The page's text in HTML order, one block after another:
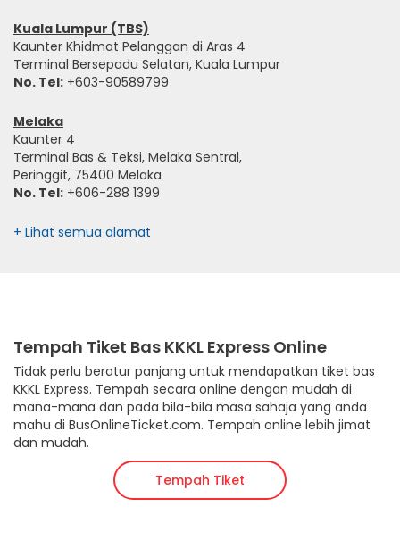
Kuala Lumpur (TBS)
Kaunter Khidmat Pelanggan di Aras 4
Terminal Bersepadu Selatan, Kuala Lumpur
No. Tel: +603-90589799
Melaka
Kaunter 4
Terminal Bas & Teksi, Melaka Sentral,
Peringgit, 75400 Melaka
No. Tel: +606-288 1399
+ Lihat semua alamat
Tempah Tiket Bas KKKL Express Online
Tidak perlu beratur panjang untuk mendapatkan tiket bas
KKKL Express. Tempah secara online dengan mudah di
mana-mana dan pada bila-bila masa sahaja yang anda
mahu di BusOnlineTicket.com. Tempah online lebih jimat
dan mudah.
Tempah Tiket